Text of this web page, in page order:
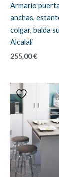
Armario
anchas,
colgar, balda
Alcalali
255,00€